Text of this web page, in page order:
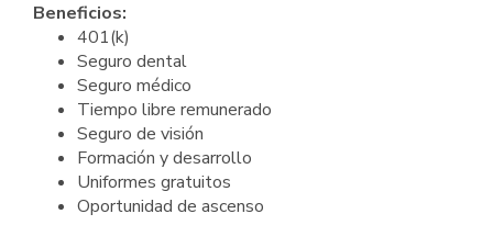
Beneficios:
401(k)
Seguro dental
Seguro médico
Tiempo libre remunerado
Seguro de visión
Formación y desarrollo
Uniformes gratuitos
Oportunidad de ascenso